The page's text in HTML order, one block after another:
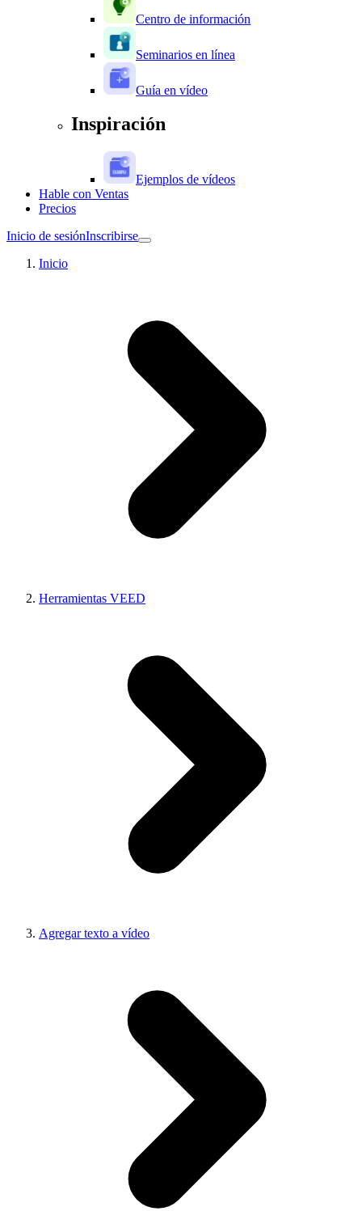
Centro de información
Seminarios en línea
Guía en vídeo
Inspiración
Ejemplos de vídeos
Hable con Ventas
Precios
Inicio de sesiónInscribirse
Inicio
Herramientas VEED
Agregar texto a vídeo